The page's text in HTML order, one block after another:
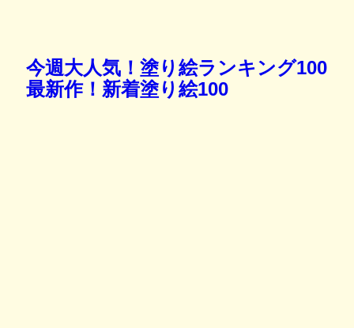
今週大人気！塗り絵ランキング100
最新作！新着塗り絵100